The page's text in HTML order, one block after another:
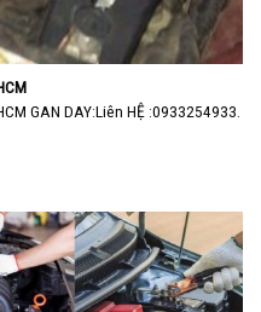
GAN DAY:Liên HỆ :0933254933.